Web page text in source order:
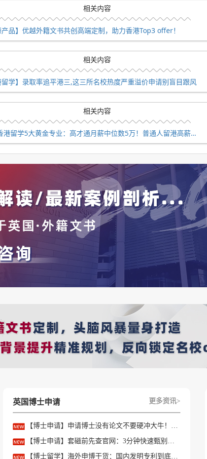
有帮助?”
商学院的申请逻辑，可能真的要重新评估。我们也会持
/本硕博名校，我们有非常丰富的申请经验。可以扫描下
咨询顾问，让你在抢占先机!👇👇
相关内容
产品】优越外籍文书共创高端定制，助力香港Top3 offer！
相关内容
留学】录取率追平港三,这三所名校热度严重溢价申请别盲目跟风
相关内容
2026香港留学5大黄金专业：高才通月薪中位数5万！普通人留港高薪赛道
英国博士申请 更多资讯>
【博士申请】申请博士没有论文不要硬冲大牛！学会精准筛选导师
【博士申请】套磁前先查官网：3分钟快速甄别只收985/高绩点的内卷课题组
【博士留学】海外申博干货：国内发明专利到底能不能加分？含金量一文讲透